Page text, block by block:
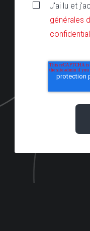
J'ai lu et
générales